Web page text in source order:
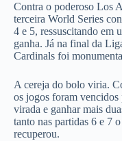
Contra o poderoso Los
terceira World Series
4 e 5, ressuscitando em
ganha. Já na final da
Cardinals foi
A cereja do bolo viria.
os jogos foram vencidos
virada e ganhar mais
tanto nas partidas 6 e 7
recuperou.